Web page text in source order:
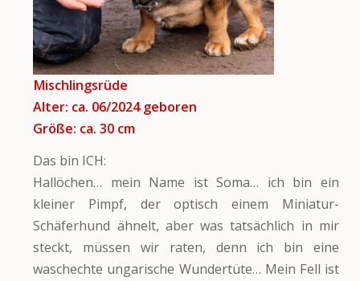
Mischlingsrüde
Alter: ca. 06/2024 geboren
Größe: ca. 30 cm
Das bin ICH:
Hallöchen… mein Name ist Soma… ich bin ein
kleiner Pimpf, der optisch einem Miniatur-
Schäferhund ähnelt, aber was tatsächlich in mir
steckt, müssen wir raten, denn ich bin eine
waschechte ungarische Wundertüte… Mein Fell ist